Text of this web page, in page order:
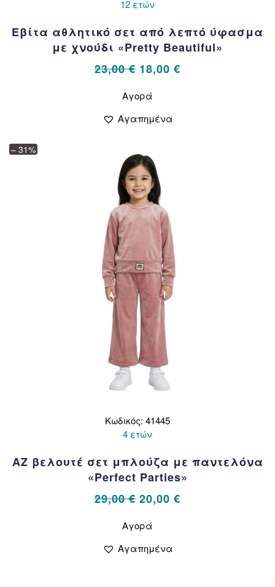
12 ετών
Εβίτα αθλητικό σετ από λεπτό ύφασμα
με χνούδι «Pretty Beautiful»
23,00€ Original
was:
23,00 €.
18,00 €
Αγορά
έχει
Οι
επιλογές
μπορούν
να
επιλεγούν
στη
σελίδα
του
προϊόντος
Αγαπημένα
– 31%
Κωδικός: 41445
4 ετών
AZ βελουτέ σετ μπλούζα με παντελόνα
«Perfect Parties»
29,00€ Original
was:
29,00 €.
20,00 €
Αγορά
έχει
Αγαπημένα